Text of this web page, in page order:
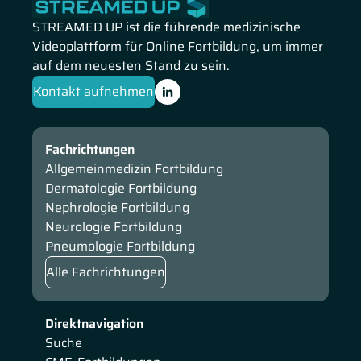
dabei über Rivaroxaban bei Patienten. Prof. Harder erläutert
die antithrombotischen Behandlungsstrategien bei pAVK
und geht auf die ESC-Leitlinie 2023 zur Behandlung des
akuten Koronarsyndroms bei Patienten mit OAK ein.
STREAMED UP ist die führende medizinische
Videoplattform für Online Fortbildung, um immer
auf dem neuesten Stand zu sein.
Kontakt aufnehmen
Direktnavigation
Suche
Fachrichtungen
Allgemeinmedizin Fortbildung
Dermatologie Fortbildung
Nephrologie Fortbildung
Neurologie Fortbildung
Pneumologie Fortbildung
Alle Fachrichtungen